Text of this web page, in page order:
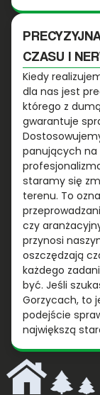
CZASU I
Kiedy
dla nas jest
którego z
gwarantuje
panujących na
staramy się
terenu. To
czy
przynosi
oszczędzają
każdego
być. Jeśli
Gorzycach, to
podejście
największą